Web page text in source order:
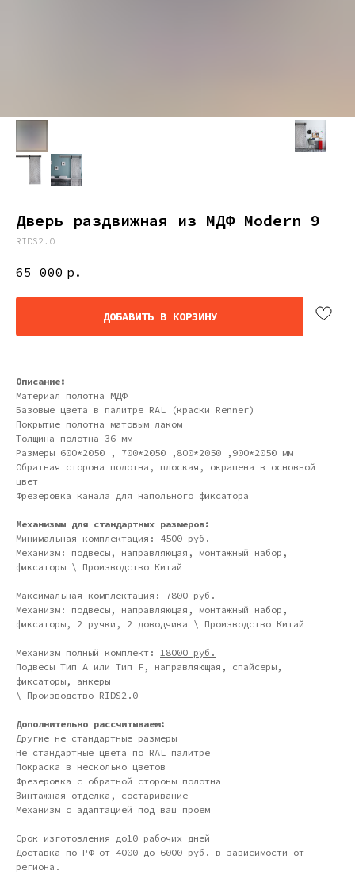
Дверь раздвижная из МДФ Modern 9
RIDS2.0
65 000 р.
ДОБАВИТЬ В КОРЗИНУ
Описание:
Материал полотна МДФ
Базовые цвета в палитре RAL (краски Renner)
Покрытие полотна матовым лаком
Толщина полотна 36 мм
Размеры 600*2050 , 700*2050 ,800*2050 ,900*2050 мм
Обратная сторона полотна, плоская, окрашена в основной
цвет
Фрезеровка канала для напольного фиксатора
Механизмы для стандартных размеров:
Минимальная комплектация: 4500 руб.
Механизм: подвесы, направляющая, монтажный набор,
фиксаторы \ Производство Китай
Максимальная комплектация: 7800 руб.
Механизм: подвесы, направляющая, монтажный набор,
фиксаторы, 2 ручки, 2 доводчика \ Производство Китай
Механизм полный комплект: 18000 руб.
Подвесы Тип А или Тип F, направляющая, спайсеры,
фиксаторы, анкеры
\ Производство RIDS2.0
Дополнительно рассчитываем:
Другие не стандартные размеры
Не стандартные цвета по RAL палитре
Покраска в несколько цветов
Фрезеровка с обратной стороны полотна
Винтажная отделка, состаривание
Механизм с адаптацией под ваш проем
Срок изготовления до10 рабочих дней
Доставка по РФ от 4000 до 6000 руб. в зависимости от
региона.
Дизайн мастерская RIDS2.0®
Москва - производство картин
на холсте ( Москва,
Полимерная дом 8 \ ПН-ПТ 9-
18 | СБ 10-16 \ Посещение — по
предварительной записи)
Сочи - Производство дверей и
Связь с нами:
спама предпочитаем общение
через мессенджеры. Главный
канал — Max Напишите нам, и